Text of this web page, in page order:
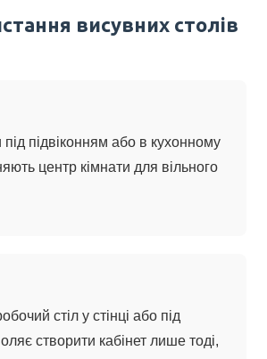
висувних столів
під підвіконням або в кухонному
центр кімнати для вільного
стіл у стінці або під
створити кабінет лише тоді,